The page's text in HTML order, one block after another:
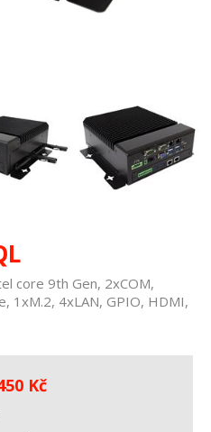
core 9th Gen, 2xCOM,
1xM.2, 4xLAN, GPIO, HDMI,
Kč